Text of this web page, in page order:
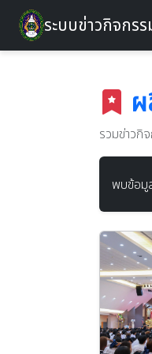
ระบบข่าวกิจกร
รวมข่าว
พบข้อมู